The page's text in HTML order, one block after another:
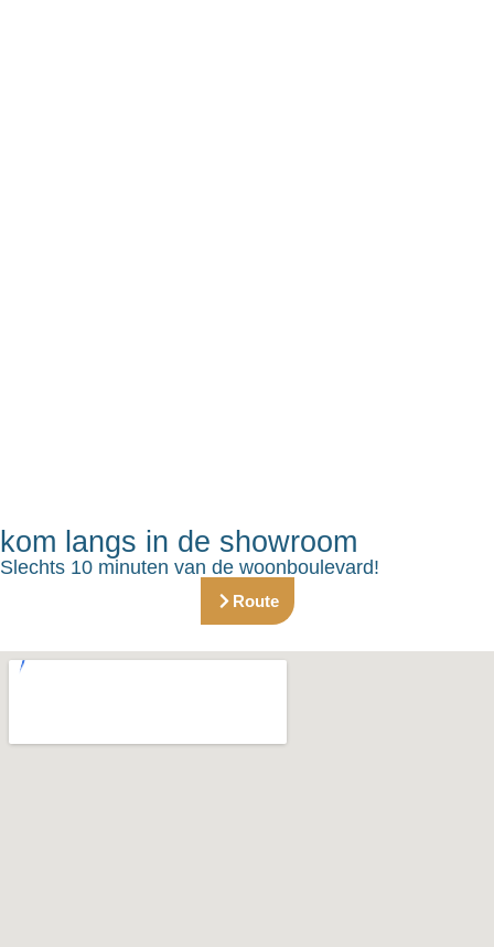
kom langs in de showroom
Slechts 10 minuten van de woonboulevard!
Route